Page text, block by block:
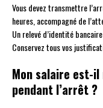
Vous devez transmettre
heures, accompagné de
Un relevé d’identité
Conservez tous vos
Mon salaire est-
pendant l’arrêt ?